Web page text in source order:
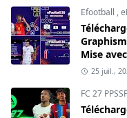
Efootball ,
Mise
25 juil.,
FC 27